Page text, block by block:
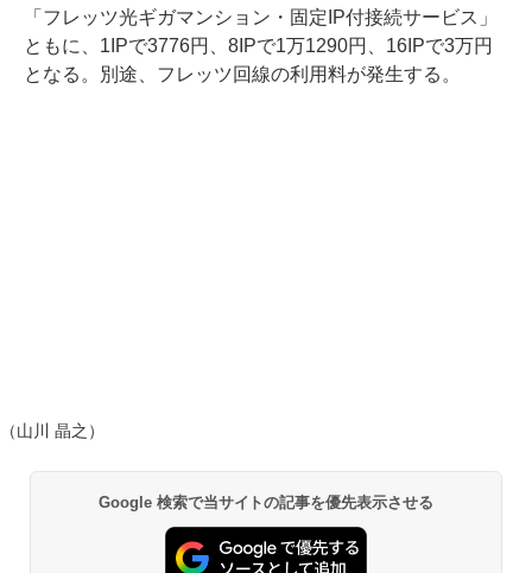
「フレッツ光ギガマンション・固定IP付接続サービス」
ともに、1IPで3776円、8IPで1万1290円、16IPで3万円
となる。別途、フレッツ回線の利用料が発生する。
（山川 晶之）
Google 検索で当サイトの記事を優先表示させる